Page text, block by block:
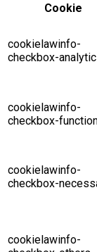
Cookie
cookielawinfo-
checkbox-
cookielawinfo-
checkbox-
cookielawinfo-
checkbox-
cookielawinfo-